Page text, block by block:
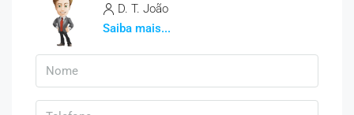
D. T. João
Saiba mais...